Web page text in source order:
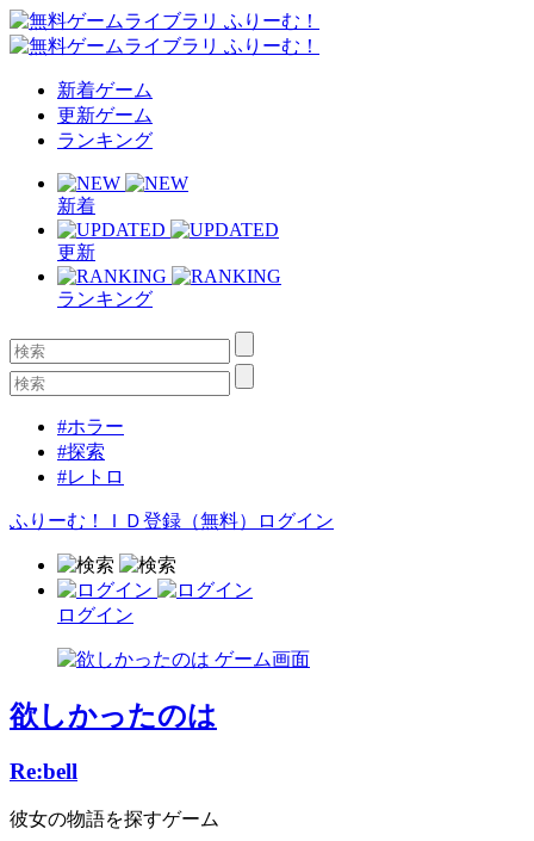
新着ゲーム
更新ゲーム
ランキング
新着
更新
ランキング
#ホラー
#探索
#レトロ
ふりーむ！ＩＤ登録（無料） ログイン
ログイン
欲しかったのは
Re:bell
彼女の物語を探すゲーム